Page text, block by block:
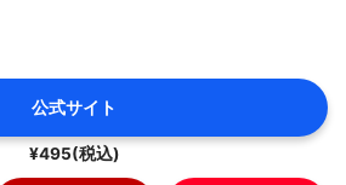
公式サイト
¥495(税込)